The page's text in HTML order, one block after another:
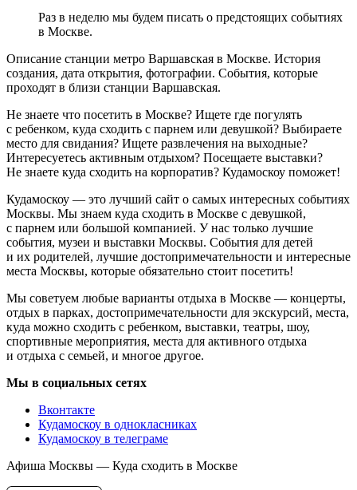
Раз в неделю мы будем писать о предстоящих событиях
в Москве.
Описание станции метро Варшавская в Москве. История
создания, дата открытия, фотографии. События, которые
проходят в близи станции Варшавская.
Не знаете что посетить в Москве? Ищете где погулять
с ребенком, куда сходить с парнем или девушкой? Выбираете
место для свидания? Ищете развлечения на выходные?
Интересуетесь активным отдыхом? Посещаете выставки?
Не знаете куда сходить на корпоратив? Кудамоскоу поможет!
Кудамоскоу — это лучший сайт о самых интересных событиях
Москвы. Мы знаем куда сходить в Москве с девушкой,
с парнем или большой компанией. У нас только лучшие
события, музеи и выставки Москвы. События для детей
и их родителей, лучшие достопримечательности и интересные
места Москвы, которые обязательно стоит посетить!
Мы советуем любые варианты отдыха в Москве — концерты,
отдых в парках, достопримечательности для экскурсий, места,
куда можно сходить с ребенком, выставки, театры, шоу,
спортивные мероприятия, места для активного отдыха
и отдыха с семьей, и многое другое.
Мы в социальных сетях
Вконтакте
Кудамоскоу в однокласниках
Кудамоскоу в телеграме
Афиша Москвы — Куда сходить в Москве